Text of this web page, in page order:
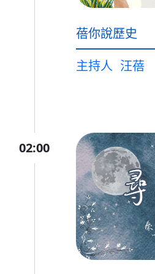
蓓你說歷史
主持人 汪蓓
02:00